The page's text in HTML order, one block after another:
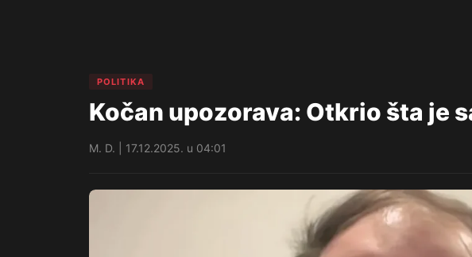
POLITIKA
Kočan upozorava: Otkrio šta je
M. D. | 17.12.2025. u 04:01